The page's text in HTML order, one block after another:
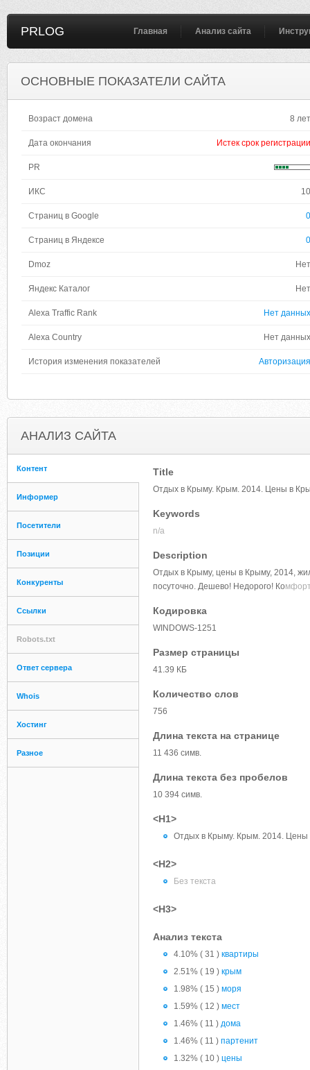
PRLOG Главная Анализ сайта
ОСНОВНЫЕ ПОКАЗАТЕЛИ САЙТА
Возраст домена 8 лет
Дата окончания Истек срок регистрации
PR
ИКС 10
Страниц в Google 0
Страниц в Яндексе 0
Dmoz Нет
Яндекс Каталог Нет
Alexa Traffic Rank Нет данных
Alexa Country Нет данных
История изменения показателей Авторизация
АНАЛИЗ САЙТА
Контент
Информер
Посетители
Позиции
Конкуренты
Ссылки
Robots.txt
Ответ сервера
Whois
Хостинг
Разное
Title
Отдых в Крыму. Крым. 2014. Цены в
Keywords
n/a
Description
Отдых в Крыму, цены в Крыму, 2014,
посуточно. Дешево! Недорого! Ко
Кодировка
WINDOWS-1251
Размер страницы
41.39 КБ
Количество слов
756
Длина текста на странице
11 436 симв.
Длина текста без пробелов
10 394 симв.
<H1>
Отдых в Крыму. Крым. 2014. Цены
<H2>
Без текста
<H3>
Анализ текста
4.10% ( 31 ) квартиры
2.51% ( 19 ) крым
1.98% ( 15 ) моря
1.59% ( 12 ) мест
1.46% ( 11 ) дома
1.46% ( 11 ) партенит
1.32% ( 10 ) цены